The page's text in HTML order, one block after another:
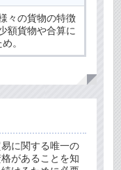
々の貨物の特徴
額貨物や合算に
。
に関する唯一の
があることを知